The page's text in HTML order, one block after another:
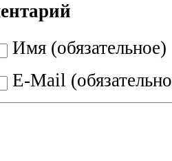
Имя (обязательное)
E-Mail